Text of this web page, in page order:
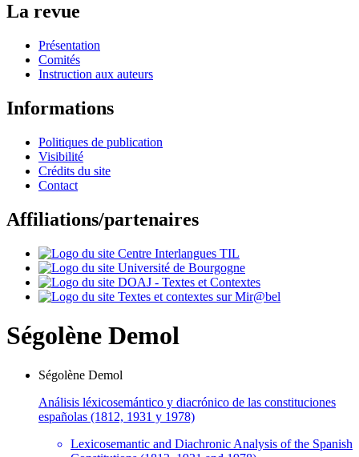
La revue
Présentation
Comités
Instruction aux auteurs
Informations
Politiques de publication
Visibilité
Crédits du site
Contact
Affiliations/partenaires
Ségolène Demol
Ségolène Demol
Análisis léxicosemántico y diacrónico de las constituciones
españolas (1812, 1931 y 1978)
Lexicosemantic and Diachronic Analysis of the Spanish